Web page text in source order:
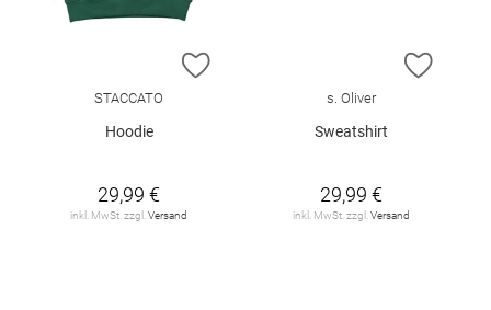
ZUR WUNSCHLISTE HINZUFÜGEN
STACCATO
Hoodie
29,99 €
inkl. MwSt. zzgl. Versand
ZUR
s. Oliver
Sweatshirt
29,99 €
inkl. MwSt. zzgl. Versand